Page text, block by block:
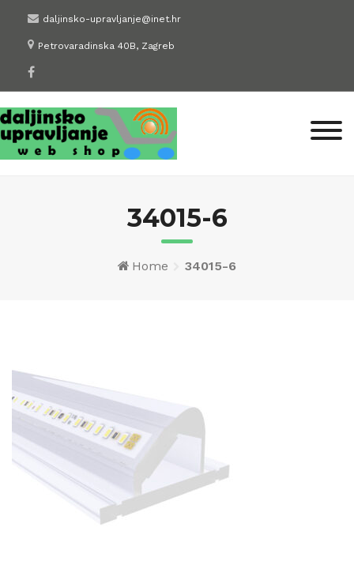
content
daljinsko-upravljanje@inet.hr
Petrovaradinska 40B, Zagreb
34015-6
Home 34015-6